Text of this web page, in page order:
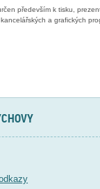
především k tisku,
a grafických